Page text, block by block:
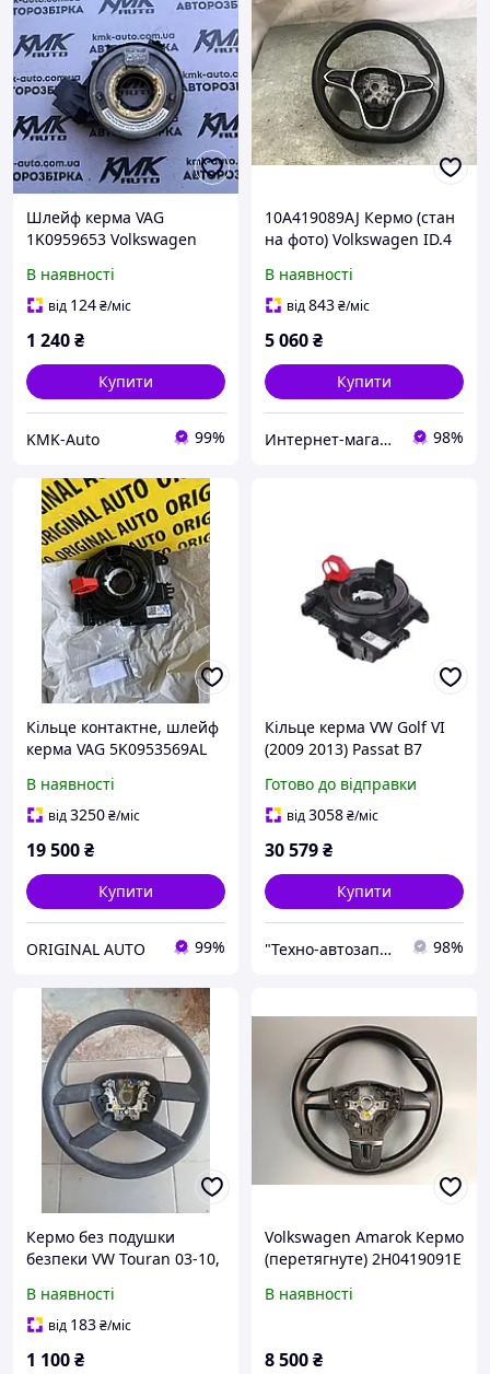
Шлейф керма VAG
1K0959653 Volkswagen
В наявності
від 124₴/міс
1 240₴
Купити
KMK-Auto 99%
10A419089AJ Кермо (стан
на фото) Volkswagen ID.4
В наявності
від843₴/міс
5 060₴
Купити
Интернет-магазин автозапчастей ВсеАвто 98%
Кільце контактне, шлейф
керма VAG 5K0953569AL
В наявності
від3250₴/міс
19 500₴
Купити
ORIGINAL AUTO 99%
Кільце керма VW Golf VI
(2009 2013) Passat B7
2016) (5K0953569AR) (VAG)
Готово до відправки
від3058₴/міс
30 579₴
Купити
"Технo-автозапчастини" ВАЗ, ГАЗ, Daewoo, Chevrolet, ГБО 98%
Кермо без подушки
безпеки VW Touran 03-10,
В наявності
від 183₴/міс
1 100₴
Volkswagen Amarok Кермо
(перетягнуте) 2H0419091E
В наявності
8 500₴